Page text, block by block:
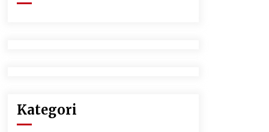
Secara Humanis, Dialog dengan PT
SMS Hasilkan Kesepakatan Awal
Demi Menjaga Harkamtibmas
1 bulan ago
Kategori